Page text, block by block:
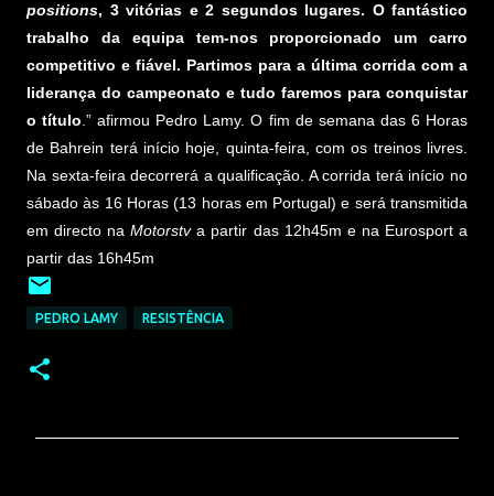
positions, 3 vitórias e 2 segundos lugares. O fantástico
trabalho da equipa tem-nos proporcionado um carro
competitivo e fiável. Partimos para a última corrida com a
liderança do campeonato e tudo faremos para conquistar
o título .” afirmou Pedro Lamy. O fim de semana das 6 Horas
de Bahrein terá início hoje, quinta-feira, com os treinos livres.
Na sexta-feira decorrerá a qualificação. A corrida terá início no
sábado às 16 Horas (13 horas em Portugal) e será transmitida
em directo naMotorstva partir das 12h45m e na Eurosport a
partir das 16h45m
PEDRO LAMY RESISTÊNCIA